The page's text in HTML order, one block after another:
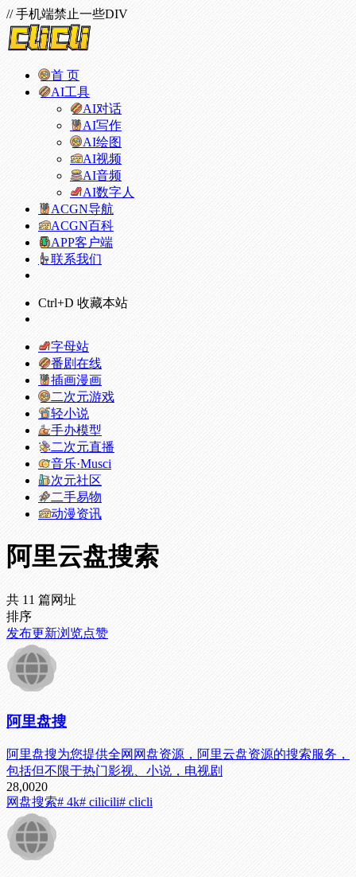
// 手机端禁止一些DIV
首 页
AI工具
AI对话
AI写作
AI绘图
AI视频
AI音频
AI数字人
ACGN导航
ACGN百科
APP客户端
联系我们
Ctrl+D 收藏本站
字母站
番剧在线
插画漫画
二次元游戏
轻小说
手办模型
二次元直播
音乐·Musci
次元社区
二手易物
动漫资讯
阿里云盘搜索
共 11 篇网址
排序
发布更新浏览点赞
阿里盘搜
阿里盘搜为您提供全网网盘资源，阿里云盘资源的搜索服务，
包括但不限于热门影视、小说，电视剧
28,0020
网盘搜索# 4k# cilicili# clicli